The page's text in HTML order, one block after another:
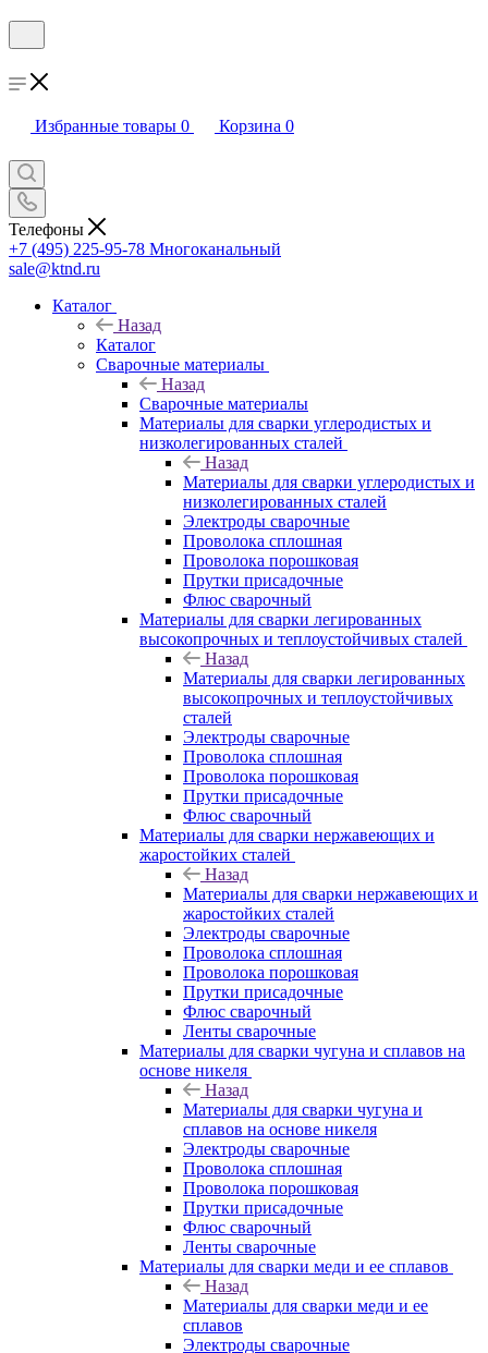
Избранные товары 0 Корзина 0
Телефоны
+7 (495) 225-95-78 Многоканальный
sale@ktnd.ru
Каталог
Назад
Каталог
Сварочные материалы
Назад
Сварочные материалы
Материалы для сварки углеродистых и
низколегированных сталей
Назад
Материалы для сварки углеродистых и
низколегированных сталей
Электроды сварочные
Проволока сплошная
Проволока порошковая
Прутки присадочные
Флюс сварочный
Материалы для сварки легированных
высокопрочных и теплоустойчивых сталей
Назад
Материалы для сварки легированных
высокопрочных и теплоустойчивых
сталей
Электроды сварочные
Проволока сплошная
Проволока порошковая
Прутки присадочные
Флюс сварочный
Материалы для сварки нержавеющих и
жаростойких сталей
Назад
Материалы для сварки нержавеющих и
жаростойких сталей
Электроды сварочные
Проволока сплошная
Проволока порошковая
Прутки присадочные
Флюс сварочный
Ленты сварочные
Материалы для сварки чугуна и сплавов на
основе никеля
Назад
Материалы для сварки чугуна и
сплавов на основе никеля
Электроды сварочные
Проволока сплошная
Проволока порошковая
Прутки присадочные
Флюс сварочный
Ленты сварочные
Материалы для сварки меди и ее сплавов
Назад
Материалы для сварки меди и ее
сплавов
Электроды сварочные